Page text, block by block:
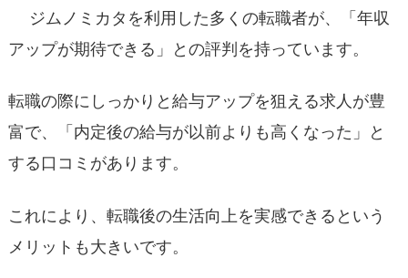
ジムノミカタを利用した多くの転職者が、「年収
アップが期待できる」との評判を持っています。
転職の際にしっかりと給与アップを狙える求人が豊
富で、「内定後の給与が以前よりも高くなった」と
する口コミがあります。
これにより、転職後の生活向上を実感できるという
メリットも大きいです。